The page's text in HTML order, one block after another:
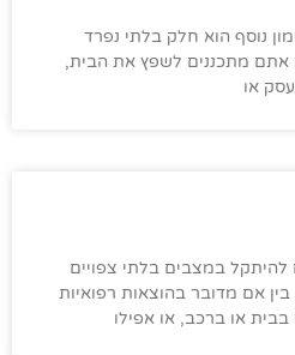
נוסף הוא חלק בלתי נפרד
אתם מתכננים לשפץ את הבית,
או
להיתקל במצבים בלתי צפויים
אם מדובר בהוצאות רפואיות
בבית או ברכב, או אפילו